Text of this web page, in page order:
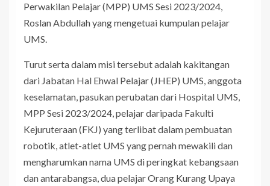
Perwakilan Pelajar (MPP) UMS Sesi 2023/2024,
Roslan Abdullah yang mengetuai kumpulan pelajar
UMS.
Turut serta dalam misi tersebut adalah kakitangan
dari Jabatan Hal Ehwal Pelajar (JHEP) UMS, anggota
keselamatan, pasukan perubatan dari Hospital UMS,
MPP Sesi 2023/2024, pelajar daripada Fakulti
Kejuruteraan (FKJ) yang terlibat dalam pembuatan
robotik, atlet-atlet UMS yang pernah mewakili dan
mengharumkan nama UMS di peringkat kebangsaan
dan antarabangsa, dua pelajar Orang Kurang Upaya